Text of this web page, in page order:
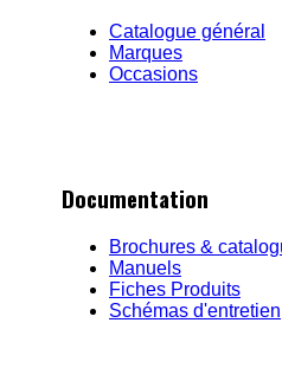
Catalogue général
Marques
Occasions
Documentation
Brochures &
Manuels
Fiches Produits
Schémas d'entretien